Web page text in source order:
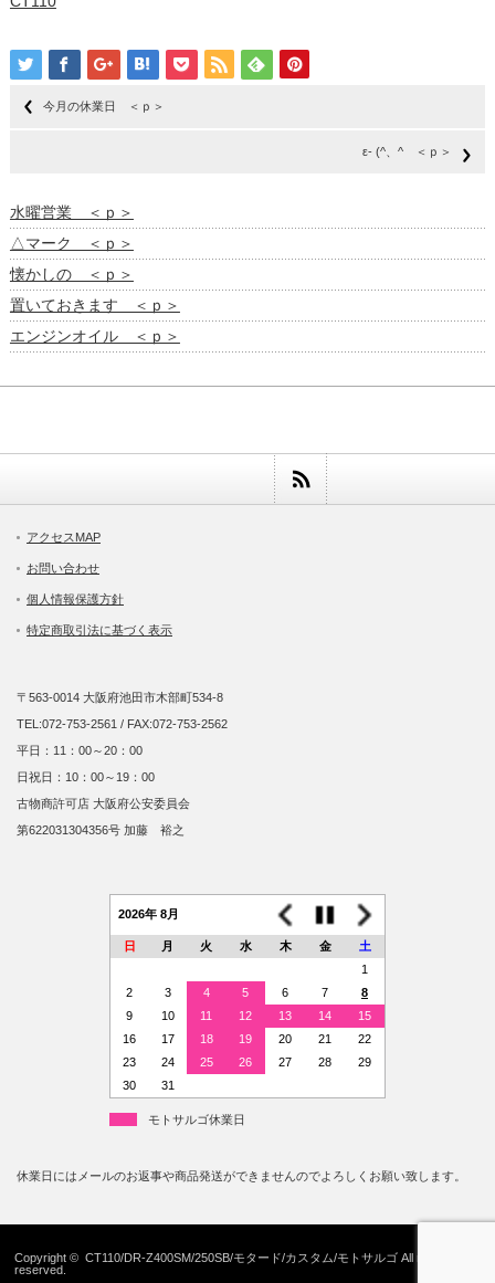
今月の休業日 ＜ｐ＞
ε- (^、^ ＜ｐ＞
水曜営業 ＜ｐ＞
△マーク ＜ｐ＞
懐かしの ＜ｐ＞
置いておきます ＜ｐ＞
エンジンオイル ＜ｐ＞
アクセスMAP
お問い合わせ
個人情報保護方針
特定商取引法に基づく表示
〒563-0014 大阪府池田市木部町534-8
TEL:072-753-2561 / FAX:072-753-2562
平日：11：00～20：00
日祝日：10：00～19：00
古物商許可店 大阪府公安委員会
第622031304356号 加藤 裕之
2026年 8月
日 月 火 水 木 金
土
1
2
3 4 5 6 7
8
9
10 11 12 13 14
15
16
17 18 19 20 21
22
23
24 25 26 27 28
29
30
31
モトサルゴ休業日
休業日にはメールのお返事や商品発送ができませんのでよろしくお願い致します。
Copyright ©CT110/DR-Z400SM/250SB/モタード/カスタム/モトサルゴ All rights
reserved.